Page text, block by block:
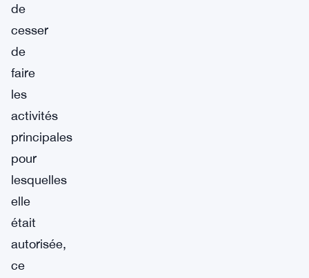
de
cesser
de
faire
les
activités
principales
pour
lesquelles
elle
était
autorisée,
ce